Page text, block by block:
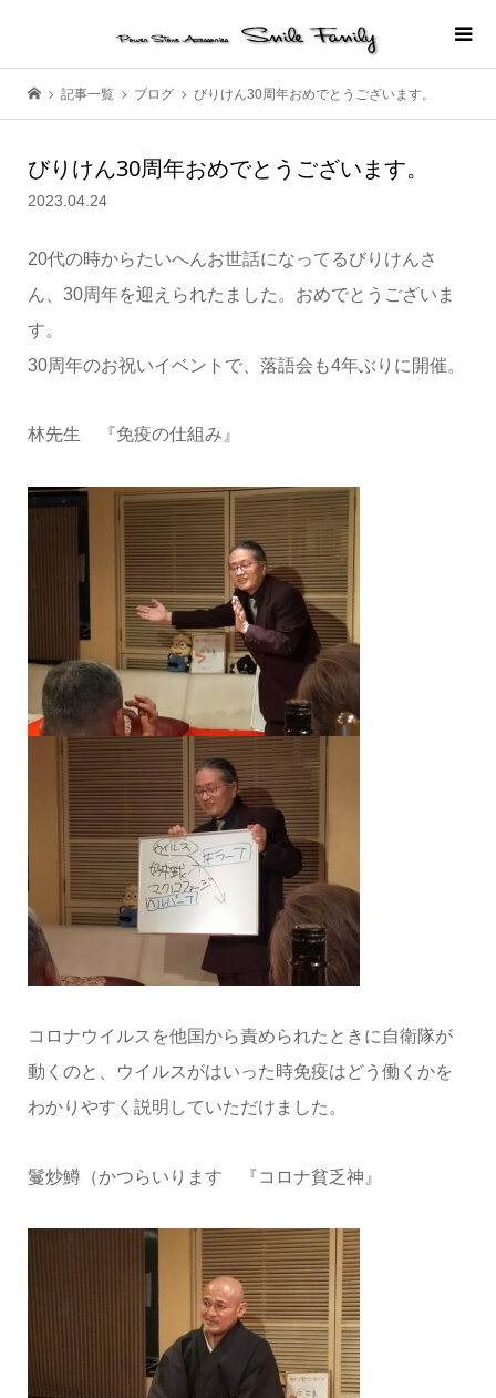
記事一覧 ブログ びりけん30周年おめでとうございます。
びりけん30周年おめでとうございます。
2023.04.24
20代の時からたいへんお世話になってるびりけんさ
ん、30周年を迎えられたました。おめでとうございま
す。
30周年のお祝いイベントで、落語会も4年ぶりに開催。
林先生 『免疫の仕組み』
コロナウイルスを他国から責められたときに自衛隊が
動くのと、ウイルスがはいった時免疫はどう働くかを
わかりやすく説明していただけました。
鬘炒鱒（かつらいります 『コロナ貧乏神』